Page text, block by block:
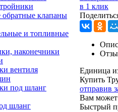
клапаны
и топливные
наконечники
вентиля
под шланг
шланг
в 1 клик
Единица
Купить
отправив
Вам может
Быстрый